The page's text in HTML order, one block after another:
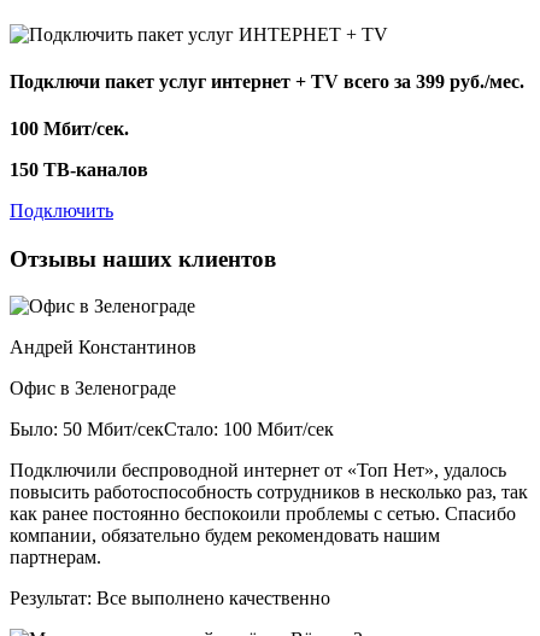
Подключи пакет услуг интернет + TV всего за 399 руб./мес.
100 Мбит/сек.
150 ТВ-каналов
Подключить
Отзывы наших клиентов
Андрей Константинов
Офис в Зеленограде
Было: 50 Мбит/секСтало: 100 Мбит/сек
Подключили беспроводной интернет от «Топ Нет», удалось
повысить работоспособность сотрудников в несколько раз, так
как ранее постоянно беспокоили проблемы с сетью. Спасибо
компании, обязательно будем рекомендовать нашим
партнерам.
Результат: Все выполнено качественно